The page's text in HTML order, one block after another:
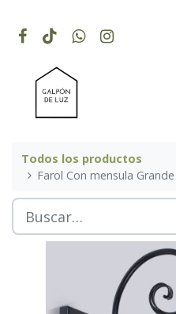
Todos los productos
Farol Con mensula